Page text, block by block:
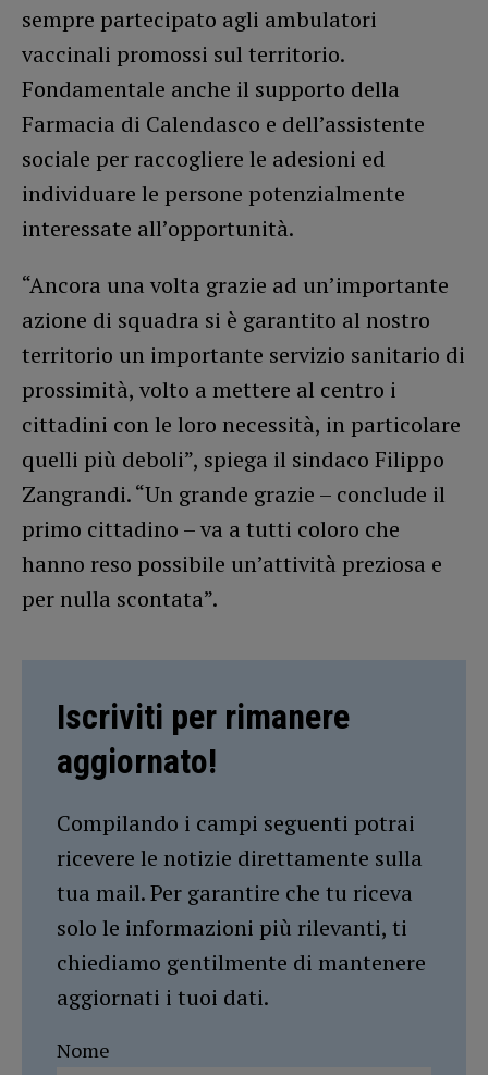
sempre partecipato agli ambulatori
vaccinali promossi sul territorio.
Fondamentale anche il supporto della
Farmacia di Calendasco e dell’assistente
sociale per raccogliere le adesioni ed
individuare le persone potenzialmente
interessate all’opportunità.
“Ancora una volta grazie ad un’importante
azione di squadra si è garantito al nostro
territorio un importante servizio sanitario di
prossimità, volto a mettere al centro i
cittadini con le loro necessità, in particolare
quelli più deboli”, spiega il sindaco Filippo
Zangrandi. “Un grande grazie – conclude il
primo cittadino – va a tutti coloro che
hanno reso possibile un’attività preziosa e
per nulla scontata”.
Iscriviti per rimanere
aggiornato!
Compilando i campi seguenti potrai
ricevere le notizie direttamente sulla
tua mail. Per garantire che tu riceva
solo le informazioni più rilevanti, ti
chiediamo gentilmente di mantenere
aggiornati i tuoi dati.
Nome